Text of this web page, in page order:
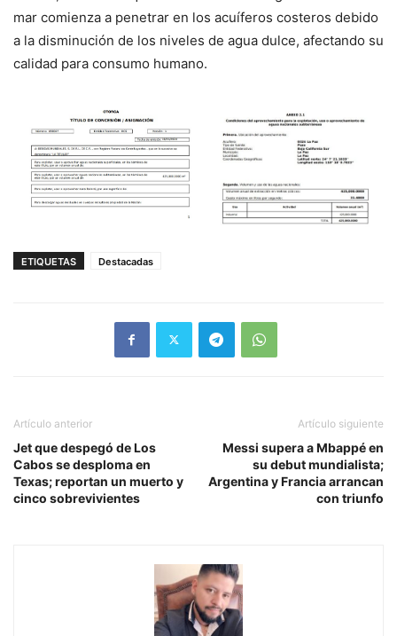
mar comienza a penetrar en los acuíferos costeros debido
a la disminución de los niveles de agua dulce, afectando su
calidad para consumo humano.
ETIQUETAS Destacadas
Artículo anterior
Jet que despegó de Los
Cabos se desploma en
Texas; reportan un muerto y
cinco sobrevivientes
Artículo siguiente
Messi supera a Mbappé en
su debut mundialista;
Argentina y Francia arrancan
con triunfo